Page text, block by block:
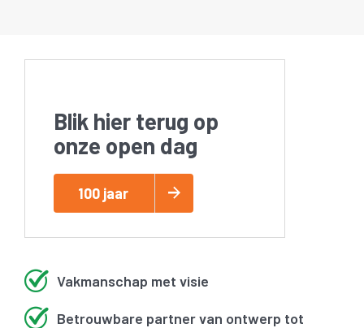
Blik hier terug op
onze open dag
100 jaar
Vakmanschap met visie
Betrouwbare partner van ontwerp tot